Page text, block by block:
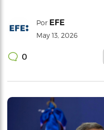
Por EFE
May 13, 2026
0